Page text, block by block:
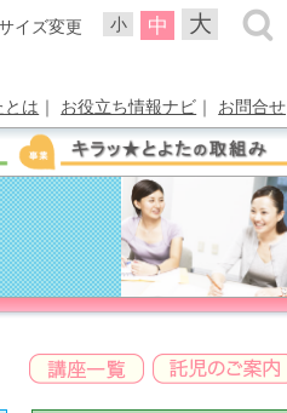
小 中 大
イズ変更
は ｜ お役立ち情報ナビ ｜ お問合せ